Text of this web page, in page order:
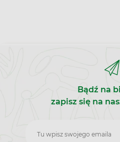
Bądź na
zapisz się na
Zapisz